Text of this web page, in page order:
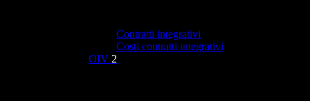
Contratti integrativi
Costi contratti integrativi
OIV 2